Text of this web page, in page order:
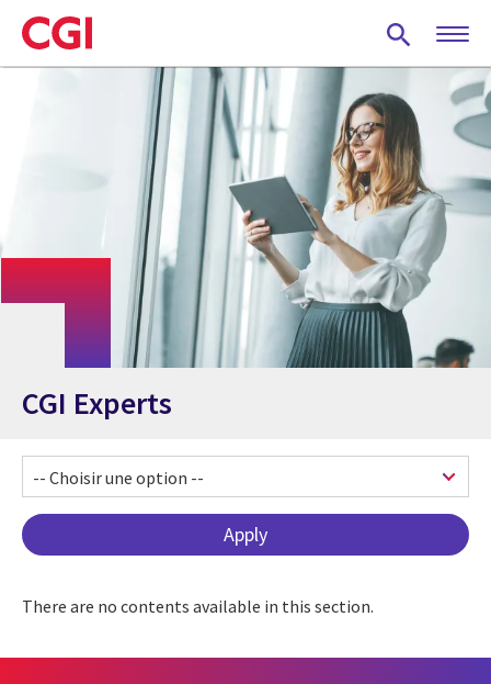
Skip
to
main
CGI Experts
There are no contents available in this section.